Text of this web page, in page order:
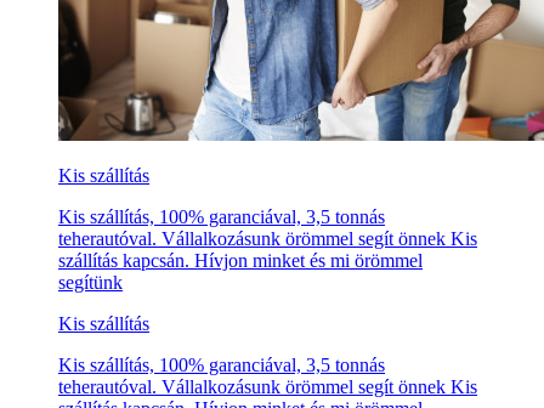
Kis szállítás
Kis szállítás, 100% garanciával, 3,5 tonnás
teherautóval. Vállalkozásunk örömmel segít önnek Kis
szállítás kapcsán. Hívjon minket és mi örömmel
segítünk
Kis szállítás
Kis szállítás, 100% garanciával, 3,5 tonnás
teherautóval. Vállalkozásunk örömmel segít önnek Kis